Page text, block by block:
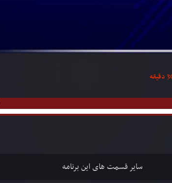
سایر قسمت های این برنامه